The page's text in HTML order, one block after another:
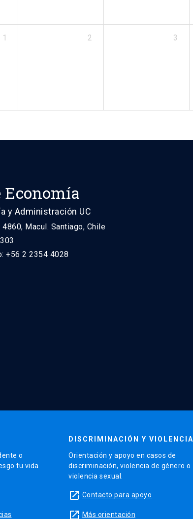
1 2 3
y Administración UC
Macul. Santiago, Chile
+56 2 2354 4028
o
tu vida
DISCRIMINACIÓN Y VIOLENCIA
Orientación y apoyo en casos de
discriminación, violencia de género o
violencia sexual.
launch Contacto para apoyo
launch Más orientación